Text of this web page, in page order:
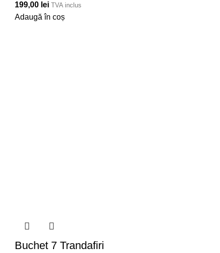
199,00 lei TVA inclus
Adaugă în coș
Buchet 7 Trandafiri